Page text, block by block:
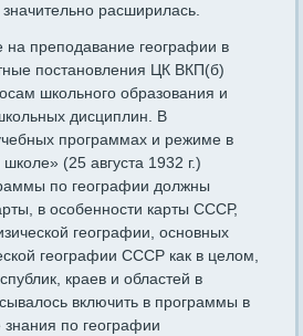
значительно расширилась.
на преподавание географии в
постановления ЦК ВКП(б)
школьного образования и
дисциплин. В
программах и режиме в
(25 августа 1932 г.)
по географии должны
в особенности карты СССР,
географии, основных
географии СССР как в целом,
краев и областей в
включить в программы в
по географии